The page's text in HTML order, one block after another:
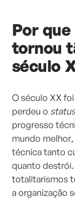
Por
tornou
século
O século XX
perdeu o status
progresso
mundo
técnica tanto
quanto destrói.
totalitarismos
a organização